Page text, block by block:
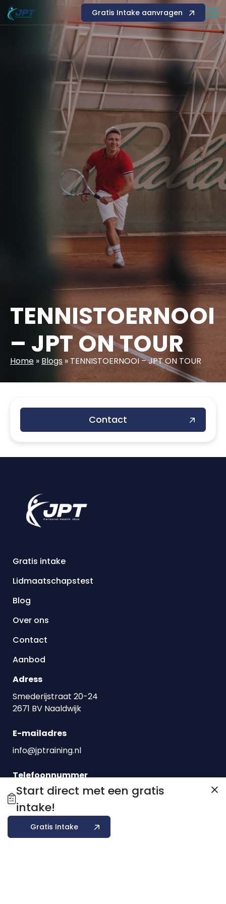
Gratis Intake aanvragen
TENNISTOERNOOI
– JPT ON TOUR
Home » Blogs » TENNISTOERNOOI – JPT ON TOUR
Contact
Gratis intake
Lidmaatschapstest
Blog
Over ons
Contact
Aanbod
Adress
Smederijstraat 20-24
2671 BV Naaldwijk
E-mailadres
info@jptraining.nl
Telefoonnummer
0174760800
Openingstijden:
Open 24/7
Start direct met een gratis
intake!
Gratis Intake